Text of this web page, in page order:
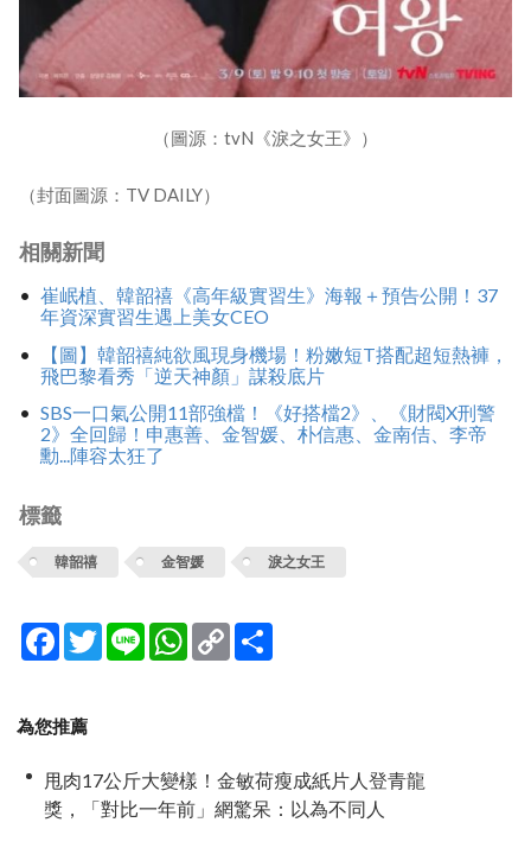
（圖源：tvN《淚之女王》）
（封面圖源：TV DAILY）
相關新聞
崔岷植、韓韶禧《高年級實習生》海報＋預告公開！37
年資深實習生遇上美女CEO
【圖】韓韶禧純欲風現身機場！粉嫩短T搭配超短熱褲，
飛巴黎看秀「逆天神顏」謀殺底片
SBS一口氣公開11部強檔！《好搭檔2》、《財閥X刑警
2》全回歸！申惠善、金智媛、朴信惠、金南佶、李帝
勳...陣容太狂了
標籤
韓韶禧 金智媛 淚之女王
Facebook
TwitterLine WhatsApp
Copy
Link
為您推薦
甩肉17公斤大變樣！金敏荷瘦成紙片人登青龍
獎，「對比一年前」網驚呆：以為不同人